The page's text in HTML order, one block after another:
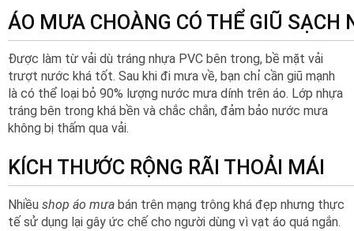
ÁO MƯA CHOÀNG CÓ THỂ GIŨ
Được làm từ vải dù tráng nhựa PVC bên trong, bề mặt vải
trượt nước khá tốt. Sau khi đi mưa về, bạn chỉ cần giũ mạnh
là có thể loại bỏ 90% lượng nước mưa dính trên áo. Lớp nhựa
tráng bên trong khá bền và chắc chắn, đảm bảo nước mưa
không bị thấm qua vải.
KÍCH THƯỚC RỘNG RÃI THOẢI MÁI
Nhiều shop áo mưa bán trên mạng trông khá đẹp nhưng thực
tế sử dụng lại gây ức chế cho người dùng vì vạt áo quá ngắn.